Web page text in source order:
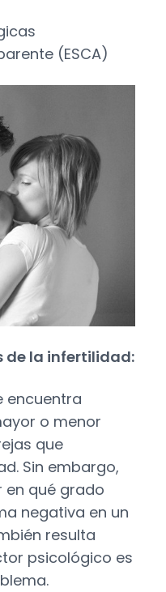
(ESCA)
de la infertilidad:
encuentra
o menor
que
Sin embargo,
en qué grado
negativa en un
resulta
psicológico es